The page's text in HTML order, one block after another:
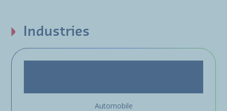
Industries
Automobile